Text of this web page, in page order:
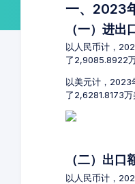
一、2023
（一）进出
以人民币计，
了2,9085.8922
以美元计，2023
了2,6281.8173
（二）出口
以人民币计，